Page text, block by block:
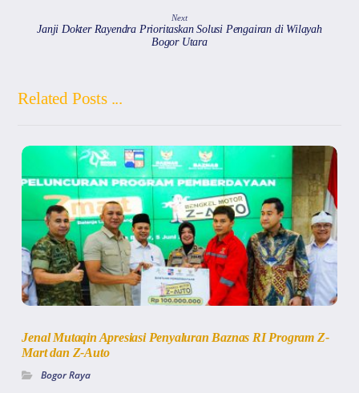
Next
Janji Dokter Rayendra Prioritaskan Solusi Pengairan di Wilayah
Bogor Utara
Related Posts ...
Jenal Mutaqin Apresiasi Penyaluran Baznas RI Program Z-
Mart dan Z-Auto
Bogor Raya